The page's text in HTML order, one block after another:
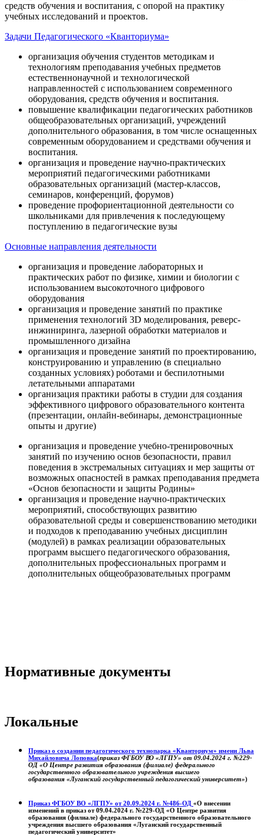
средств обучения и воспитания, с опорой на практику
учебных исследований и проектов.
Задачи Педагогического «Кванториума»
организация обучения студентов методикам и
технологиям преподавания учебных предметов
естественнонаучной и технологической
направленностей с использованием современного
оборудования, средств обучения и воспитания.
повышение квалификации педагогических работников
общеобразовательных организаций, учреждений
дополнительного образования, в том числе оснащенных
современным оборудованием и средствами обучения и
воспитания.
организация и проведение научно-практических
мероприятий педагогическими работниками
образовательных организаций (мастер-классов,
семинаров, конференций, форумов)
проведение профориентационной деятельности со
школьниками для привлечения к последующему
поступлению в педагогические вузы
Основные направления деятельности
организация и проведение лабораторных и
практических работ по физике, химии и биологии с
использованием высокоточного цифрового
оборудования
организация и проведение занятий по практике
применения технологий 3D моделирования, реверс-
инжиниринга, лазерной обработки материалов и
промышленного дизайна
организация и проведение занятий по проектированию,
конструированию и управлению (в специально
созданных условиях) роботами и беспилотными
летательными аппаратами
организация практики работы в студии для создания
эффективного цифрового образовательного контента
(презентации, онлайн-вебинары, демонстрационные
опыты и другие)
организация и проведение учебно-тренировочных
занятий по изучению основ безопасности, правил
поведения в экстремальных ситуациях и мер защиты от
возможных опасностей в рамках преподавания предмета
«Основ безопасности и защиты Родины»
организация и проведение научно-практических
мероприятий, способствующих развитию
образовательной среды и совершенствованию методики
и подходов к преподаванию учебных дисциплин
(модулей) в рамках реализации образовательных
программ высшего педагогического образования,
дополнительных профессиональных программ и
дополнительных общеобразовательных программ
Нормативные документы
Локальные
Приказ о создании педагогического технопарка «Кванториум» имени Льва
Михайловича Лоповка(приказ ФГБОУ ВО «ЛГПУ» от 09.04.2024 г. №229-
ОД «О Центре развития образования (филиале) федерального
государственного образовательного учреждения высшего
образования «Луганский государственный педагогический университет»)
Приказ ФГБОУ ВО «ЛГПУ» от 20.09.2024 г. №486-ОД «О внесении
изменений в приказ от 09.04.2024 г. №229-ОД «О Центре развития
образования (филиале) федерального государственного образовательного
учреждения высшего образования «Луганский государственный
педагогический университет»